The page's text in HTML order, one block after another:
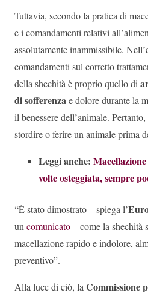
Tuttavia, secondo la pratica di
e i comandamenti relativi
assolutamente inammissibile.
comandamenti sul corretto
della shechità è proprio quello di
di sofferenzae dolore durante la
il benessere dell’animale.
stordire o ferire un animale prima
Leggi anche:
volte osteggiata, sempre
“È stato dimostrato – spiega l’
un comunicato– come la shechità
macellazione rapido e indolore,
preventivo”.
Alla luce di ciò, la Commissione